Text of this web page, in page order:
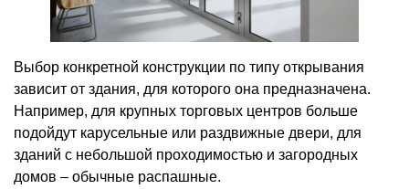
Выбор конкретной конструкции по типу открывания
зависит от здания, для которого она предназначена.
Например, для крупных торговых центров больше
подойдут карусельные или раздвижные двери, для
зданий с небольшой проходимостью и загородных
домов – обычные распашные.